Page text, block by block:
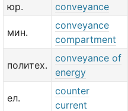
юр.
conveyance
мин.
conveyance
compartment
политех.
conveyance of
energy
ел.
counter
current